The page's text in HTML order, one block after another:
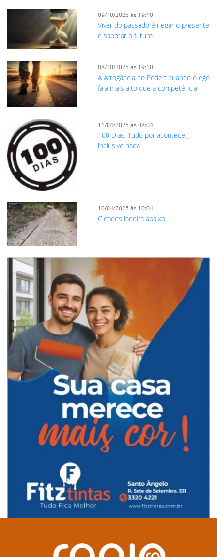
09/10/2025 às 19:10
Viver do passado é negar o presente
e sabotar o futuro
08/10/2025 às 19:10
A Arrogância no Poder: quando o ego
fala mais alto que a competência
11/04/2025 às 08:04
100 Dias: Tudo por acontecer,
inclusive nada
10/04/2025 às 10:04
Cidades ladeira abaixo